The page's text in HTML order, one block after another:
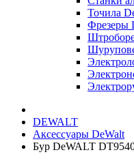
Точила
Фрезеры
DEWALT
Аксессуары DeWalt
Бур DeWALT